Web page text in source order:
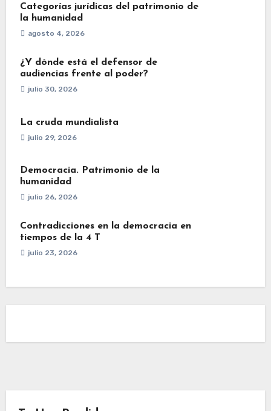
Categorías jurídicas del patrimonio de
la humanidad
agosto 4, 2026
¿Y dónde está el defensor de
audiencias frente al poder?
julio 30, 2026
La cruda mundialista
julio 29, 2026
Democracia. Patrimonio de la
humanidad
julio 26, 2026
Contradicciones en la democracia en
tiempos de la 4 T
julio 23, 2026